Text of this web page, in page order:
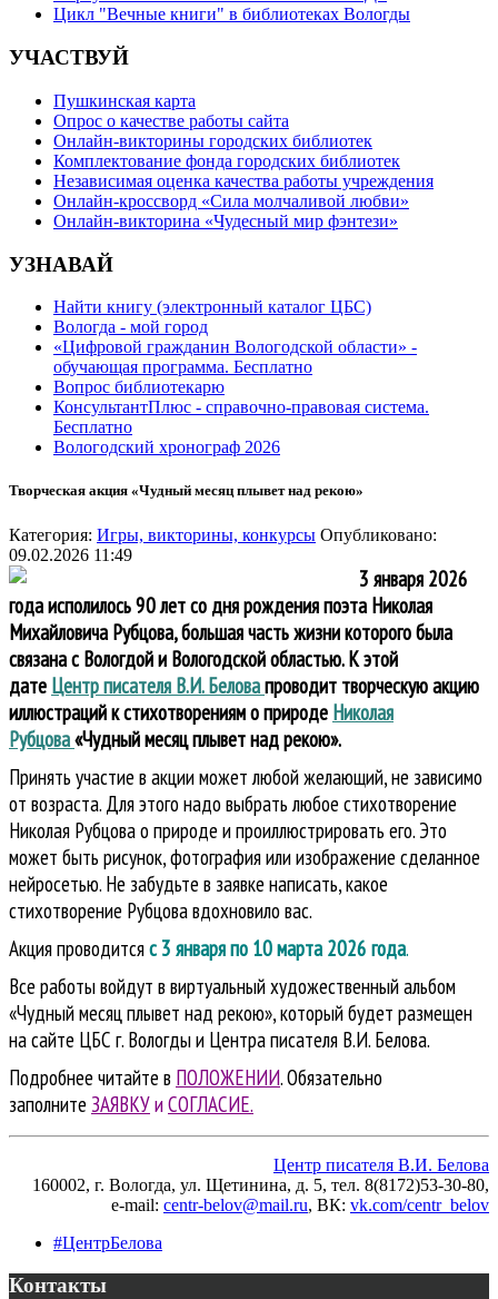
Цикл "Вечные книги" в библиотеках Вологды
УЧАСТВУЙ
Пушкинская карта
Опрос о качестве работы сайта
Онлайн-викторины городских библиотек
Комплектование фонда городских библиотек
Независимая оценка качества работы учреждения
Онлайн-кроссворд «Сила молчаливой любви»
Онлайн-викторина «Чудесный мир фэнтези»
УЗНАВАЙ
Найти книгу (электронный каталог ЦБС)
Вологда - мой город
«Цифровой гражданин Вологодской области» -
обучающая программа. Бесплатно
Вопрос библиотекарю
КонсультантПлюс - справочно-правовая система.
Бесплатно
Вологодский хронограф 2026
Творческая акция «Чудный месяц плывет над рекою»
Категория: Игры, викторины, конкурсы Опубликовано:
09.02.2026 11:49
3 января 2026
года исполилось 90 лет со дня рождения поэта Николая
Михайловича Рубцова, большая часть жизни которого была
связана с Вологдой и Вологодской областью. К этой
дате Центр писателя В.И. Беловапроводит творческую акцию
иллюстраций к стихотворениям о природе Николая
Рубцова«Чудный месяц плывет над рекою».
Принять участие в акции может любой желающий, не зависимо
от возраста. Для этого надо выбрать любое стихотворение
Николая Рубцова о природе и проиллюстрировать его. Это
может быть рисунок, фотография или изображение сделанное
нейросетью. Не забудьте в заявке написать, какое
стихотворение Рубцова вдохновило вас.
Акция проводитсяс 3 января по 10 марта 2026 года.
Все работы войдут в виртуальный художественный альбом
«Чудный месяц плывет над рекою», который будет размещен
на сайте ЦБС г. Вологды и Центра писателя В.И. Белова.
Подробнее читайте в ПОЛОЖЕНИИ. Обязательно
заполните ЗАЯВКУиСОГЛАСИЕ.
Центр писателя В.И. Белова
160002, г. Вологда, ул. Щетинина, д. 5, тел. 8(8172)53-30-80,
e-mail: centr-belov@mail.ru, ВК: vk.com/centr_belov
#ЦентрБелова
Контакты